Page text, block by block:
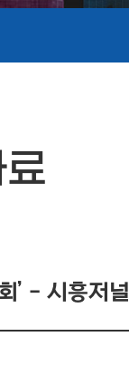
’ - 시흥저널